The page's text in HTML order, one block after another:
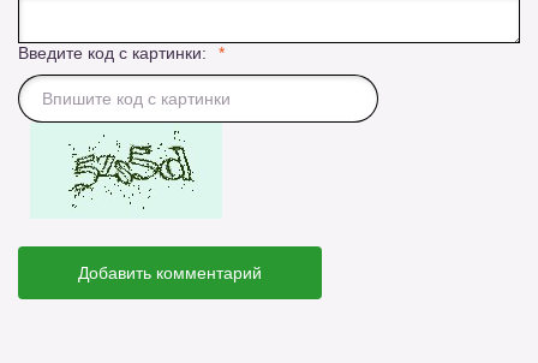
Введите код с картинки:
Добавить комментарий